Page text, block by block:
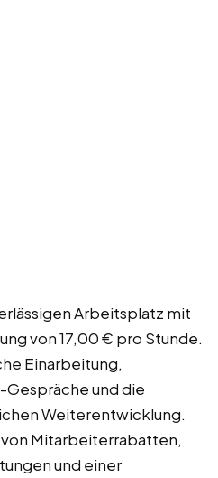
Arbeitsplatz mit
von 17,00 € pro Stunde.
Einarbeitung,
und die
Weiterentwicklung.
Mitarbeiterrabatten,
und einer